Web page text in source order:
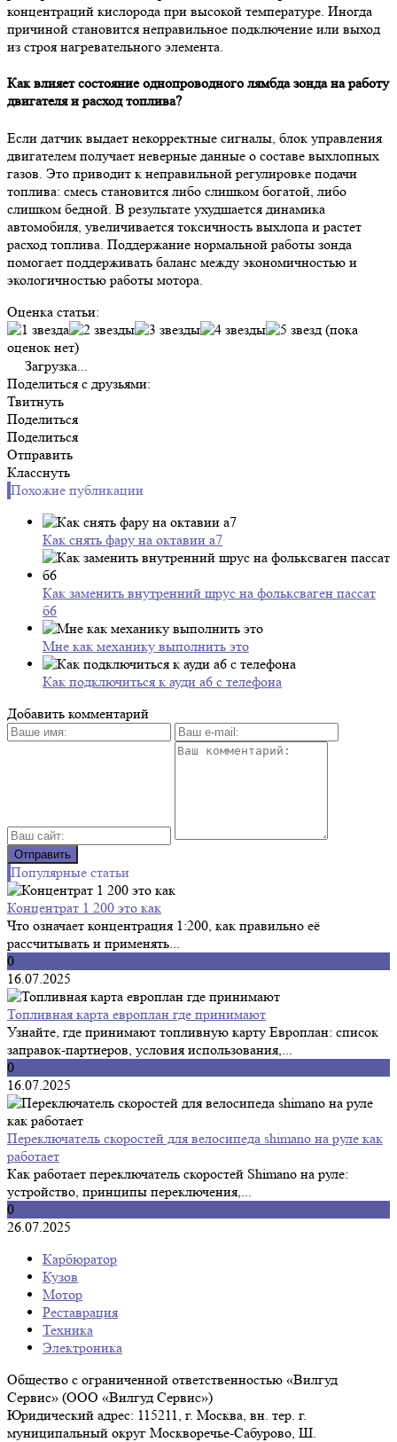
концентраций кислорода при высокой температуре. Иногда
причиной становится неправильное подключение или выход
из строя нагревательного элемента.
Как влияет состояние однопроводного лямбда зонда на работу
двигателя и расход топлива?
Если датчик выдает некорректные сигналы, блок управления
двигателем получает неверные данные о составе выхлопных
газов. Это приводит к неправильной регулировке подачи
топлива: смесь становится либо слишком богатой, либо
слишком бедной. В результате ухудшается динамика
автомобиля, увеличивается токсичность выхлопа и растет
расход топлива. Поддержание нормальной работы зонда
помогает поддерживать баланс между экономичностью и
экологичностью работы мотора.
Оценка статьи:
(пока
оценок нет)
Загрузка...
Поделиться с друзьями:
Твитнуть
Поделиться
Поделиться
Отправить
Класснуть
Похожие публикации
Как снять фару на октавии а7
Как заменить внутренний шрус на фольксваген пассат
б6
Мне как механику выполнить это
Как подключиться к ауди а6 с телефона
Добавить комментарий
Популярные статьи
Концентрат 1 200 это как
Что означает концентрация 1:200, как правильно её
рассчитывать и применять...
0
16.07.2025
Топливная карта европлан где принимают
Узнайте, где принимают топливную карту Европлан: список
заправок-партнеров, условия использования,...
0
16.07.2025
Переключатель скоростей для велосипеда shimano на руле как
работает
Как работает переключатель скоростей Shimano на руле:
устройство, принципы переключения,...
0
26.07.2025
Карбюратор
Кузов
Мотор
Реставрация
Техника
Электроника
Общество с ограниченной ответственностью «Вилгуд
Сервис» (ООО «Вилгуд Сервис»)
Юридический адрес: 115211, г. Москва, вн. тер. г.
муниципальный округ Москворечье-Сабурово, Ш.